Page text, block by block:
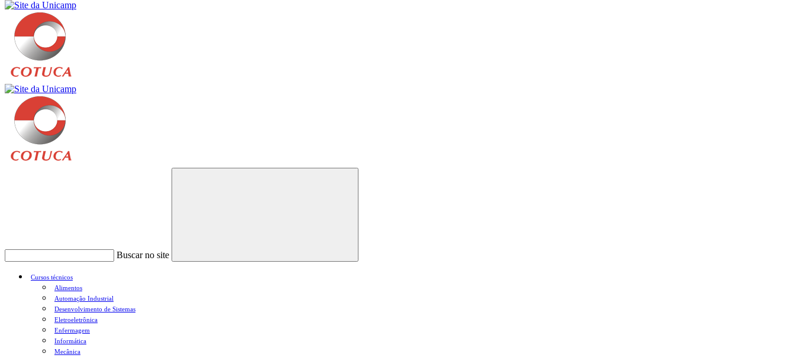
Buscar no site
Buscar
Cursos técnicos
Alimentos
Automação Industrial
Desenvolvimento de Sistemas
Eletroeletrônica
Enfermagem
Informática
Mecânica